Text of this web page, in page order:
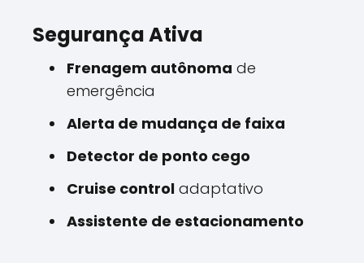
Segurança Ativa
Frenagem autônoma de
emergência
Alerta de mudança de faixa
Detector de ponto cego
Cruise control adaptativo
Assistente de estacionamento